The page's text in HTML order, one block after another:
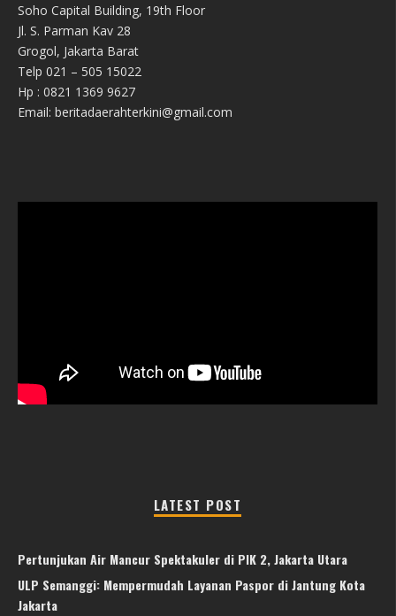
Soho Capital Building, 19th Floor
Jl. S. Parman Kav 28
Grogol, Jakarta Barat
Telp 021 – 505 15022
Hp : 0821 1369 9627
Email: beritadaerahterkini@gmail.com
LATEST POST
Pertunjukan Air Mancur Spektakuler di PIK 2, Jakarta Utara
ULP Semanggi: Mempermudah Layanan Paspor di Jantung Kota
Jakarta